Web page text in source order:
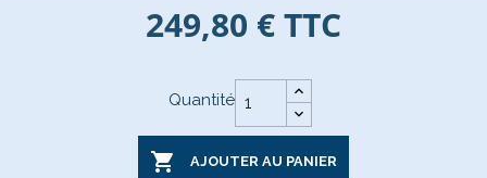
249,80 €TTC
Quantité
 AJOUTER AU PANIER